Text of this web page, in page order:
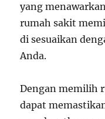
yang
rumah sakit
di sesuaikan
Anda.
Dengan memilih
dapat